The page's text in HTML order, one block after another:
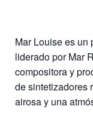
Mar Louise es un
liderado por Mar
compositora y
de sintetizadores
airosa y una